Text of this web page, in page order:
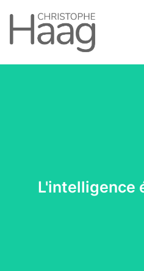
Navigation principale
L'intelligence